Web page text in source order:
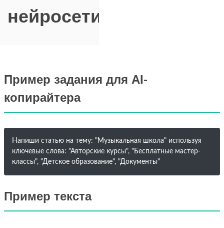
нейросети
Пример задания для AI-
копирайтера
Напиши статью на тему: "Музыкальная школа" используя
ключевые слова: "Авторские курсы", "Бесплатные мастер-
классы", "Детское образование", "Документы"
Пример текста